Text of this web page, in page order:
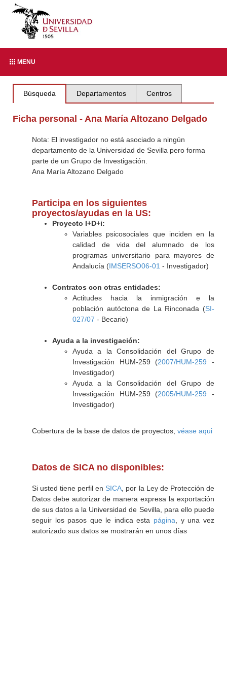
MENU
Búsqueda Departamentos Centros
Ficha personal - Ana María Altozano Delgado
Nota: El investigador no está asociado a ningún
departamento de la Universidad de Sevilla pero forma
parte de un Grupo de Investigación.
Ana María Altozano Delgado
Participa en los siguientes
proyectos/ayudas en la US:
Proyecto I+D+i:
Variables psicosociales que inciden en la
calidad de vida del alumnado de los
programas universitario para mayores de
Andalucía (IMSERSO06-01 - Investigador)
Contratos con otras entidades:
Actitudes hacia la inmigración e la
población autóctona de La Rinconada (SI-
027/07 - Becario)
Ayuda a la investigación:
Ayuda a la Consolidación del Grupo de
Investigación HUM-259 (2007/HUM-259 -
Investigador)
Ayuda a la Consolidación del Grupo de
Investigación HUM-259 (2005/HUM-259 -
Investigador)
Cobertura de la base de datos de proyectos, véase aqui
Datos de SICA no disponibles:
Si usted tiene perfil en SICA , por la Ley de Protección de
Datos debe autorizar de manera expresa la exportación
de sus datos a la Universidad de Sevilla, para ello puede
seguir los pasos que le indica esta página , y una vez
autorizado sus datos se mostrarán en unos días